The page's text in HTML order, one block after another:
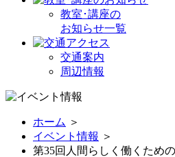
教室･講座の
お知らせ一覧
交通案内
周辺情報
ホーム ＞
イベント情報 ＞
第35回人間らしく働くため